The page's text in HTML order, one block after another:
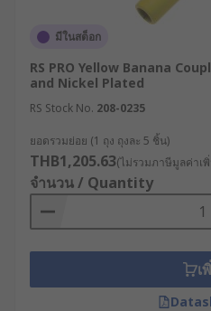
มีในสต็อก
RS PRO Yellow Banana
and Nickel Plated
RS Stock No. 208-0235
ยอดรวมย่อย (1 ถุง ถุงละ 5 ชิ้น)
THB1,205.63(ไม่รวมภาษีมูลค่าเ
จำนวน / Quantity
เ